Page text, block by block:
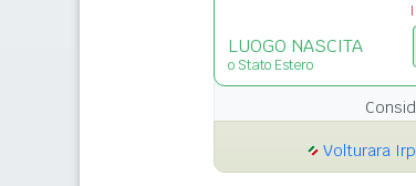
LUOGO NASCITA
o Stato Estero
Volturara